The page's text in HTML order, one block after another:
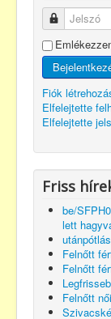
Jelszó
Fiók
Elfelejtette
Elfelejtette
Friss
be/
lett
Felnőtt
Felnőtt
Felnőtt